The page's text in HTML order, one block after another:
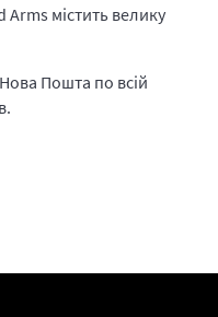
містить велику
Пошта по всій